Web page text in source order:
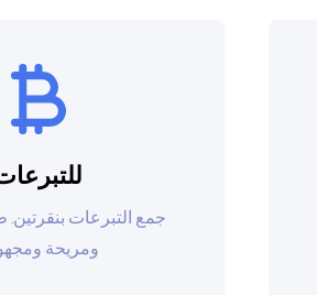
جمع التبرعات
ومريحة